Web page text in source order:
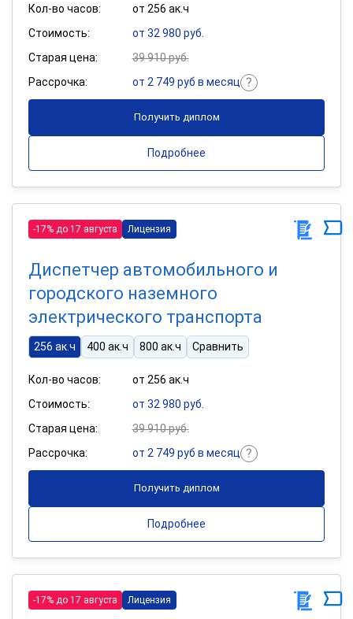
Кол-во часов:
от 256 ак.ч
Стоимость:
от 32 980 руб.
Старая цена:
39 910 руб.
Рассрочка:
от 2 749 руб в месяц
Получить диплом
Подробнее
-17% до 17 августа Лицензия
Диспетчер автомобильного и
городского наземного
электрического транспорта
256 ак.ч 400 ак.ч 800 ак.ч Сравнить
Кол-во часов:
от 256 ак.ч
Стоимость:
от 32 980 руб.
Старая цена:
39 910 руб.
Рассрочка:
от 2 749 руб в месяц
Получить диплом
Подробнее
-17% до 17 августа Лицензия